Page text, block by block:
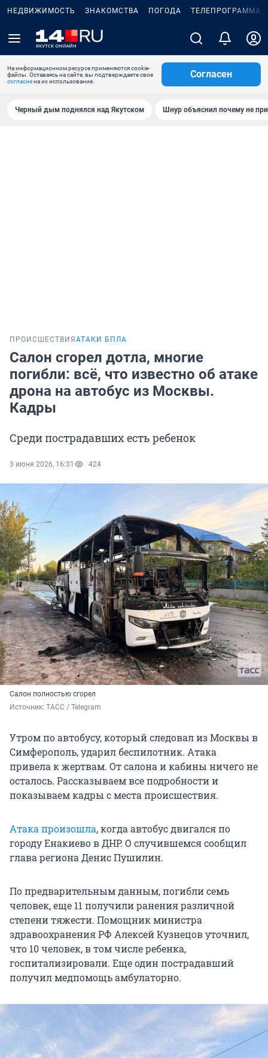
НЕДВИЖИМОСТЬ ЗНАКОМСТВА ПОГОДА ТЕЛЕПРОГРАММА
На информационном ресурсе применяются cookie-
файлы. Оставаясь на сайте, вы подтверждаете свое
согласиена их использование.
Согласен
Черный дым поднялся над Якутском Шнур объяснил почему не
ПРОИСШЕСТВИЯ АТАКИ БПЛА
Салон сгорел дотла, многие
погибли: всё, что известно об атаке
дрона на автобус из Москвы.
Кадры
Среди пострадавших есть ребенок
3 июня 2026, 16:31 424
Салон полностью сгорел
Источник: ТАСС / Telegram
Утром по автобусу, который следовал из Москвы в
Симферополь, ударил беспилотник. Атака
привела к жертвам. От салона и кабины ничего не
осталось. Рассказываем все подробности и
показываем кадры с места происшествия.
Атака произошла, когда автобус двигался по
городу Енакиево в ДНР. О случившемся сообщил
глава региона Денис Пушилин.
По предварительным данным, погибли семь
человек, еще 11 получили ранения различной
степени тяжести. Помощник министра
здравоохранения РФ Алексей Кузнецов уточнил,
что 10 человек, в том числе ребенка,
госпитализировали. Еще один пострадавший
получил медпомощь амбулаторно.